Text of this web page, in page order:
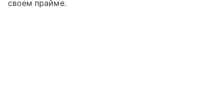
своем прайме.